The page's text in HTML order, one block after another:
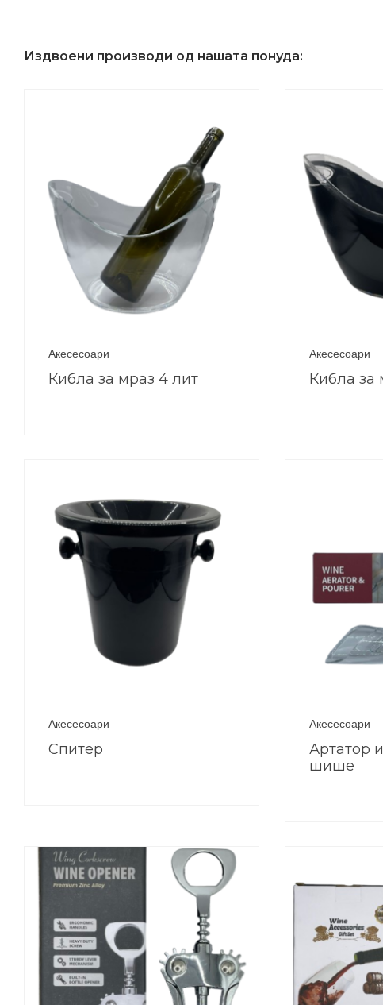
Издвоени производи од нашата понуда:
Акесесоари
Кибла за мраз 4 лит
Акесесоари
Кибла за
Акесесоари
Спитер
Акесесоари
Артатор
шише